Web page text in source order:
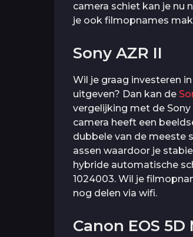
camera schiet kan je nu
je ook filmopnames
Sony AZR II
Wil je graag investeren
uitgeven? Dan kan de
vergelijking met de Sony
camera heeft een
dubbele van de meeste
assen waardoor je
hybride automatische
1024003. Wil je
nog delen via wifi.
Canon EOS 5D